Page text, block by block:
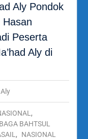
Aly Pondok
Hasan
Peserta
Aly di
,
BAHTSUL
, NASIONAL